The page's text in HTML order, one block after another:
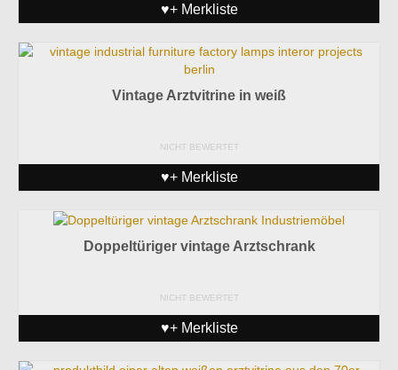
♥+ Merkliste
Vintage Arztvitrine in weiß
NICHT BEWERTET
♥+ Merkliste
Doppeltüriger vintage Arztschrank
NICHT BEWERTET
♥+ Merkliste